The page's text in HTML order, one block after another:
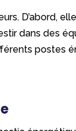
D’abord,
dans des
postes